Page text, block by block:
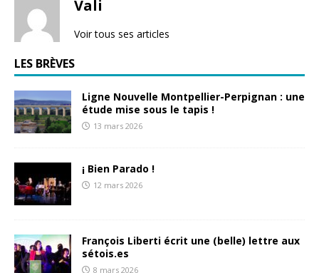
Vali
Voir tous ses articles
LES BRÈVES
Ligne Nouvelle Montpellier-Perpignan : une
étude mise sous le tapis !
13 mars 2026
¡ Bien Parado !
12 mars 2026
François Liberti écrit une (belle) lettre aux
sétois.es
8 mars 2026